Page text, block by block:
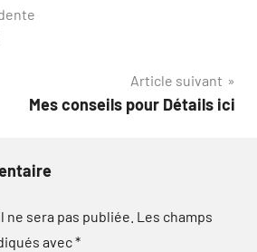
Article suivant
Mes conseils pour Détails ici
sera pas publiée. Les champs
avec*